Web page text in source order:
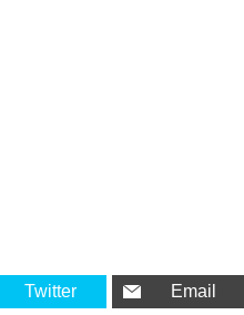
Twitter Email